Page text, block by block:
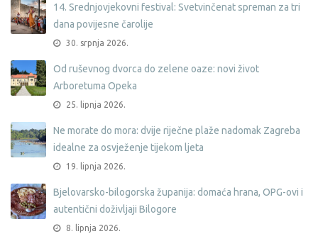
14. Srednjovjekovni festival: Svetvinčenat spreman za tri
dana povijesne čarolije
30. srpnja 2026.
Od ruševnog dvorca do zelene oaze: novi život
Arboretuma Opeka
25. lipnja 2026.
Ne morate do mora: dvije riječne plaže nadomak Zagreba
idealne za osvježenje tijekom ljeta
19. lipnja 2026.
Bjelovarsko-bilogorska županija: domaća hrana, OPG-ovi i
autentični doživljaji Bilogore
8. lipnja 2026.